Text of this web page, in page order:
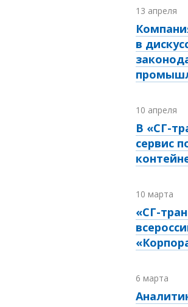
13 апреля
в
10 апреля
В «СГ-
сервис
10 марта
«СГ-
6 марта